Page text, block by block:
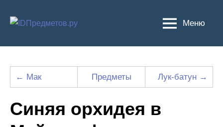
Меню
← Мак Предметы Лук-батун →
Синяя орхидея в